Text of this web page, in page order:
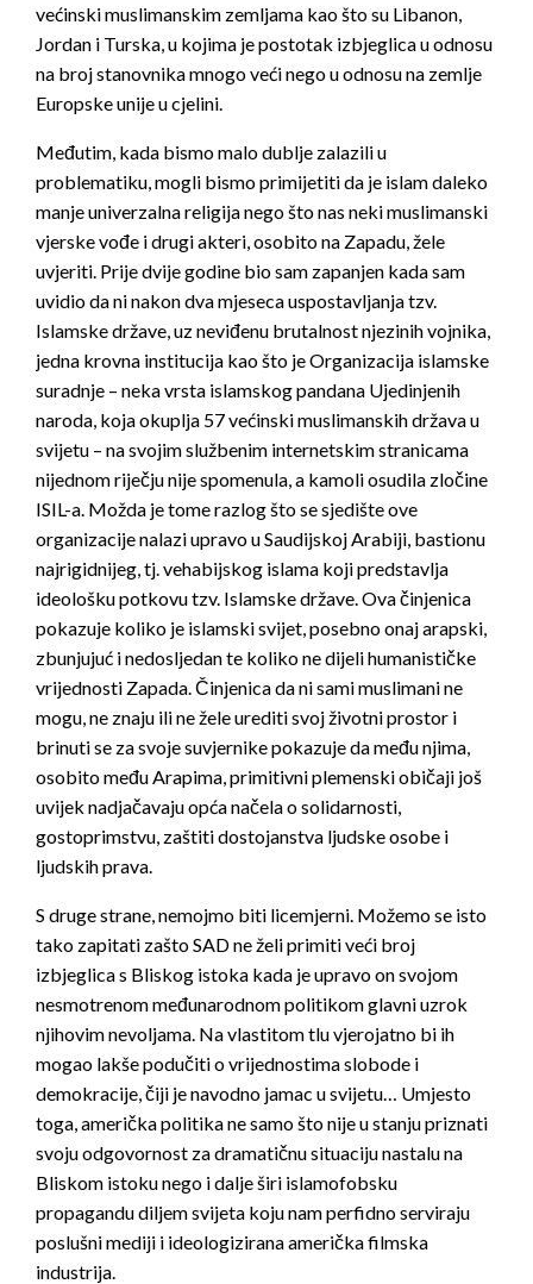
većinski muslimanskim zemljama kao što su Libanon,
Jordan i Turska, u kojima je postotak izbjeglica u odnosu
na broj stanovnika mnogo veći nego u odnosu na zemlje
Europske unije u cjelini.
Međutim, kada bismo malo dublje zalazili u
problematiku, mogli bismo primijetiti da je islam daleko
manje univerzalna religija nego što nas neki muslimanski
vjerske vođe i drugi akteri, osobito na Zapadu, žele
uvjeriti. Prije dvije godine bio sam zapanjen kada sam
uvidio da ni nakon dva mjeseca uspostavljanja tzv.
Islamske države, uz neviđenu brutalnost njezinih vojnika,
jedna krovna institucija kao što je Organizacija islamske
suradnje – neka vrsta islamskog pandana Ujedinjenih
naroda, koja okuplja 57 većinski muslimanskih država u
svijetu – na svojim službenim internetskim stranicama
nijednom riječju nije spomenula, a kamoli osudila zločine
ISIL-a. Možda je tome razlog što se sjedište ove
organizacije nalazi upravo u Saudijskoj Arabiji, bastionu
najrigidnijeg, tj. vehabijskog islama koji predstavlja
ideološku potkovu tzv. Islamske države. Ova činjenica
pokazuje koliko je islamski svijet, posebno onaj arapski,
zbunjujuć i nedosljedan te koliko ne dijeli humanističke
vrijednosti Zapada. Činjenica da ni sami muslimani ne
mogu, ne znaju ili ne žele urediti svoj životni prostor i
brinuti se za svoje suvjernike pokazuje da među njima,
osobito među Arapima, primitivni plemenski običaji još
uvijek nadjačavaju opća načela o solidarnosti,
gostoprimstvu, zaštiti dostojanstva ljudske osobe i
ljudskih prava.
S druge strane, nemojmo biti licemjerni. Možemo se isto
tako zapitati zašto SAD ne želi primiti veći broj
izbjeglica s Bliskog istoka kada je upravo on svojom
nesmotrenom međunarodnom politikom glavni uzrok
njihovim nevoljama. Na vlastitom tlu vjerojatno bi ih
mogao lakše podučiti o vrijednostima slobode i
demokracije, čiji je navodno jamac u svijetu… Umjesto
toga, američka politika ne samo što nije u stanju priznati
svoju odgovornost za dramatičnu situaciju nastalu na
Bliskom istoku nego i dalje širi islamofobsku
propagandu diljem svijeta koju nam perfidno serviraju
poslušni mediji i ideologizirana američka filmska
industrija.